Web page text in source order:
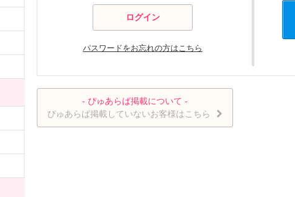
パスワードをお忘れの方はこちら
- ぴゅあらば掲載について -
ぴゅあらば掲載していないお客様はこちら